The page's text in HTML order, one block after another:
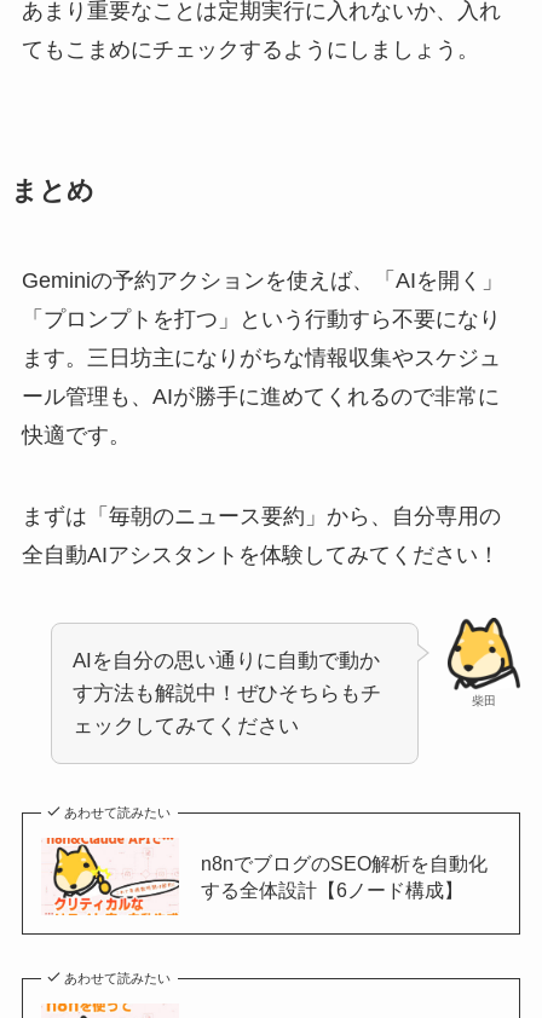
あまり重要なことは定期実行に入れないか、入れ
てもこまめにチェックするようにしましょう。
まとめ
Geminiの予約アクションを使えば、「AIを開く」
「プロンプトを打つ」という行動すら不要になり
ます。三日坊主になりがちな情報収集やスケジュ
ール管理も、AIが勝手に進めてくれるので非常に
快適です。
まずは「毎朝のニュース要約」から、自分専用の
全自動AIアシスタントを体験してみてください！
柴田
AIを自分の思い通りに自動で動か
す方法も解説中！ぜひそちらもチ
ェックしてみてください
あわせて読みたい
n8nでブログのSEO解析を自動化
する全体設計【6ノード構成】
あわせて読みたい